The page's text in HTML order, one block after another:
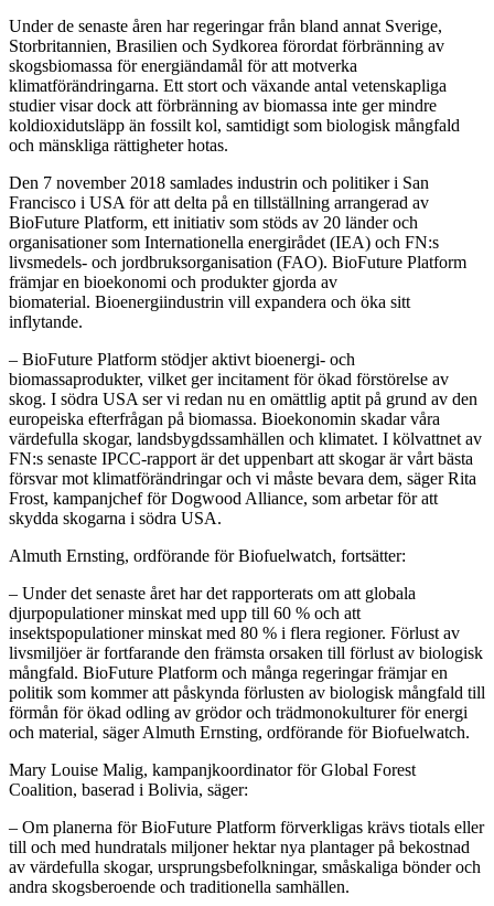
Under de senaste åren har regeringar från bland annat Sverige,
Storbritannien, Brasilien och Sydkorea förordat förbränning av
skogsbiomassa för energiändamål för att motverka
klimatförändringarna. Ett stort och växande antal vetenskapliga
studier visar dock att förbränning av biomassa inte ger mindre
koldioxidutsläpp än fossilt kol, samtidigt som biologisk mångfald
och mänskliga rättigheter hotas.
Den 7 november 2018 samlades industrin och politiker i San
Francisco i USA för att delta på en tillställning arrangerad av
BioFuture Platform, ett initiativ som stöds av 20 länder och
organisationer som Internationella energirådet (IEA) och FN:s
livsmedels- och jordbruksorganisation (FAO). BioFuture Platform
främjar en bioekonomi och produkter gjorda av
biomaterial. Bioenergiindustrin vill expandera och öka sitt
inflytande.
– BioFuture Platform stödjer aktivt bioenergi- och
biomassaprodukter, vilket ger incitament för ökad förstörelse av
skog. I södra USA ser vi redan nu en omättlig aptit på grund av den
europeiska efterfrågan på biomassa. Bioekonomin skadar våra
värdefulla skogar, landsbygdssamhällen och klimatet. I kölvattnet av
FN:s senaste IPCC-rapport är det uppenbart att skogar är vårt bästa
försvar mot klimatförändringar och vi måste bevara dem, säger Rita
Frost, kampanjchef för Dogwood Alliance, som arbetar för att
skydda skogarna i södra USA.
Almuth Ernsting, ordförande för Biofuelwatch, fortsätter:
– Under det senaste året har det rapporterats om att globala
djurpopulationer minskat med upp till 60 % och att
insektspopulationer minskat med 80 % i flera regioner. Förlust av
livsmiljöer är fortfarande den främsta orsaken till förlust av biologisk
mångfald. BioFuture Platform och många regeringar främjar en
politik som kommer att påskynda förlusten av biologisk mångfald till
förmån för ökad odling av grödor och trädmonokulturer för energi
och material, säger Almuth Ernsting, ordförande för Biofuelwatch.
Mary Louise Malig, kampanjkoordinator för Global Forest
Coalition, baserad i Bolivia, säger:
– Om planerna för BioFuture Platform förverkligas krävs tiotals eller
till och med hundratals miljoner hektar nya plantager på bekostnad
av värdefulla skogar, ursprungsbefolkningar, småskaliga bönder och
andra skogsberoende och traditionella samhällen.